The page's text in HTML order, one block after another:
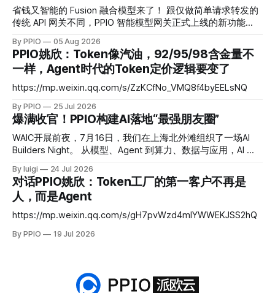
省钱又智能的 Fusion 融合模型来了！ 跟仅做简单请求转发的
传统 API 网关不同，PPIO 智能模型网关正式上线的新功能
关会将复杂任务同时分发给多个各有所长的“专家模型”并行作
答，再通过思考编排与交叉验证，由主模型融合生成最终答
案。 Fusion 模型以智能优先、兼顾性价比：通过工程化的融
合手段，把回答质量稳定在头部旗舰模型梯队，同时把成本控
制在中低梯队。在 DRACO 深度研究基准测试中，PPIO 用三个
开源模型融合后的评分超越了 Claude Fable 5，而成本仅为后
者的十分之一。 Fusion 融合模型证明，智能的提升不再只发
生在参数层，它也可以发生在调用层。 为什么 Agent 时代不
能只依赖一个模型？ 2026 年，大模型市场进入密集迭代期。
Claude、GPT、Kimi、GLM 等主流模型几乎每季度都有新版
本发布，排行榜的头部位置频繁更替。对应用开发者而言，可
选的模型越来越多，但每个模型都有各自的短板。
By PPIO 05 Aug 2026
PPIO姚欣：Token像汽油，92/95/98含金量不
一样，Agent时代的Token定价逻辑要变了
https://mp.weixin.qq.com/s/ZzKCfNo_VMQ8f4byEELsNQ
By PPIO 25 Jul 2026
爆满收官！PPIO构建AI落地“最强朋友圈”
WAIC开展前夜，7月16日，我们在上海北外滩组织了一场AI
Builders Night。 从模型、Agent 到算力、数据与应用，AI 行
也被反复提起：技术能力不断向前，究竟有多少产品真正进入
了业务，进入了用户的工作流，进入了真实世界？ 这一次，
我们把讨论留给正在一线推进的人。 # 01 重磅圆桌 行业大佬
拆解AI落地真相 我们邀请了四位深耕AI产业、落地经验丰富的
重磅嘉宾：PPIO 合伙人陆昆仑、明略科技创始人吴明辉、
Joulebeat 创始人向涛，以及蚂蚁集团副总裁 & 蚂蚁百灵大模
品改版的客户反馈、曾经判断失误的行业决策。 比起复盘“做
对了什么”，这些真实的试错成本、尚未解决的行业难题，才
By luigi 24 Jul 2026
对话PPIO姚欣：Token工厂的第一客户不再是
人，而是Agent
https://mp.weixin.qq.com/s/gH7pvWzd4mlYWWEKJSS2hQ
By PPIO 19 Jul 2026